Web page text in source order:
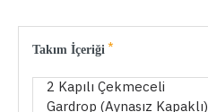
Takım İçeriği
2 Kapılı Çekmeceli
Gardrop (Aynasız Kapaklı)